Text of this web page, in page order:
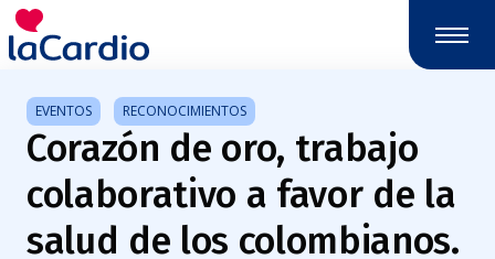
Nota:
este
sitio
web
incluye
accesibilidad.
EVENTOS RECONOCIMIENTOS
Corazón de oro, trabajo
colaborativo a favor de la
salud de los colombianos.